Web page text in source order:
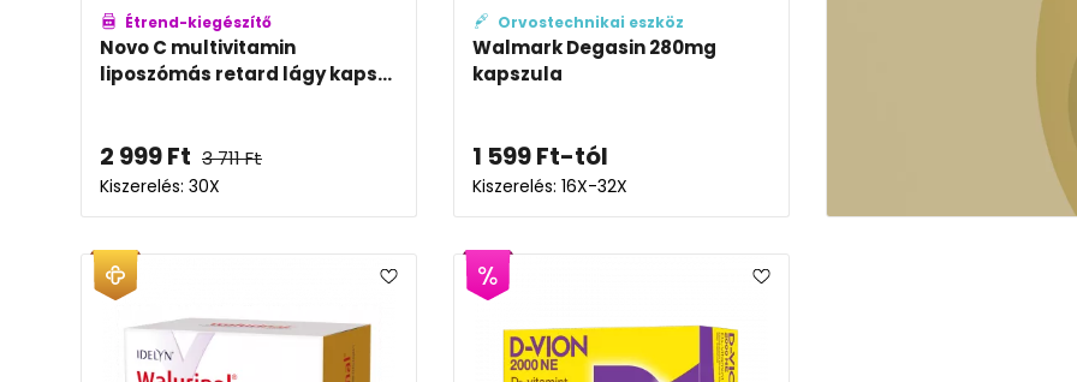
Étrend-kiegészítő
Novo C multivitamin
liposzómás retard lágy kaps...
2 999Ft 3 711Ft
Kiszerelés: 30X
Orvostechnikai eszköz
Walmark Degasin 280mg
kapszula
1 599Ft-tól
Kiszerelés: 16X-32X